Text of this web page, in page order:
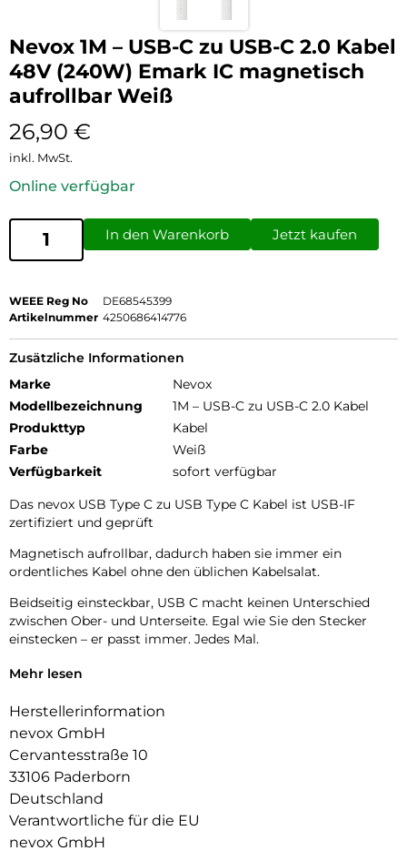
Nevox 1M – USB-C zu USB-C 2.0 Kabel
48V (240W) Emark IC magnetisch
aufrollbar Weiß
26,90 €
inkl. MwSt.
Online verfügbar
In den Warenkorb Jetzt kaufen
WEEE Reg No
DE68545399
Artikelnummer 4250686414776
Zusätzliche Informationen
Marke
Nevox
Modellbezeichnung
1M – USB-C zu USB-C 2.0 Kabel
Produkttyp
Kabel
Farbe
Weiß
Verfügbarkeit
sofort verfügbar
Das nevox USB Type C zu USB Type C Kabel ist USB-IF
zertifiziert und geprüft
Magnetisch aufrollbar, dadurch haben sie immer ein
ordentliches Kabel ohne den üblichen Kabelsalat.
Beidseitig einsteckbar, USB C macht keinen Unterschied
zwischen Ober- und Unterseite. Egal wie Sie den Stecker
einstecken – er passt immer. Jedes Mal.
Der Type C Stecker ist nach der neuesten Technologie aus
und ist damit langlebiger und robuster.
Die geflochtene Nylonhülle bietet eine lange
Gebrauchsdauer und ein verwickeln wird dadurch verhindert.
Das Aluminiumgehäuse sorgt für eine bessere
Hitzeableitung. Es erhitzt sich langsamer und kühlt schneller
ab als vergleichbare Materialien.
Mehr lesen
Herstellerinformation
nevox GmbH
Cervantesstraße 10
33106 Paderborn
Deutschland
Verantwortliche für die EU
nevox GmbH